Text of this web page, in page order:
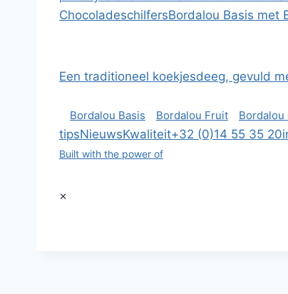
ChocoladeschilfersBordalou Basis met
Een traditioneel koekjesdeeg, gevuld
Bordalou Basis Bordalou Fruit Bordalou
tipsNieuwsKwaliteit+32 (0)14 55 35 20
Built with the power of
×